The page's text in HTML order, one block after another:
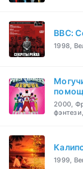
BBC:
1998,
2000,
1999,